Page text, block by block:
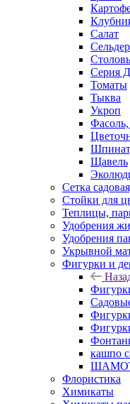
Салат
Серия
Томаты
Тыква
Укроп
Щавель
Сетка
Стойки для
Теплицы,
Удобрения
Удобрения
Укрывной
Фигурки и
кашпо
Флористика
Химикаты